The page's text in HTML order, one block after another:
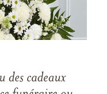
des cadeaux